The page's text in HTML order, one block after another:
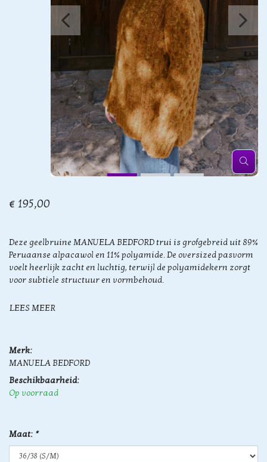
€ 195,00
Deze geelbruine MANUELA BEDFORD trui is grofgebreid uit 89%
Peruaanse alpacawol en 11% polyamide. De oversized pasvorm
voelt heerlijk zacht en luchtig, terwijl de polyamidekern zorgt
voor subtiele structuur en vormbehoud.
LEES MEER
Merk:
MANUELA BEDFORD
Beschikbaarheid:
Op voorraad
Maat: *